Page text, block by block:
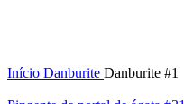
Início Danburite Danburite #1